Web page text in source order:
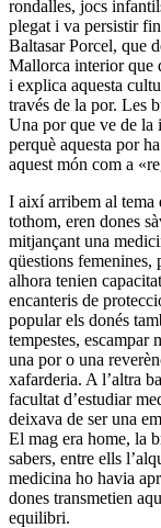
rondalles, jocs
plegat i va persistir
Baltasar Porcel, que
Mallorca interior que
i explica aquesta
través de la por. Les
Una por que ve de la
perquè aquesta por
aquest món com a
I així arribem al tema
tothom, eren dones
mitjançant una
qüestions femenines,
alhora tenien
encanteris de
popular els donés
tempestes,
una por o una
xafarderia. A l’altra
facultat d’estudiar
deixava de ser una
El mag era home, la
sabers, entre ells
medicina ho havia
dones transmetien
equilibri.